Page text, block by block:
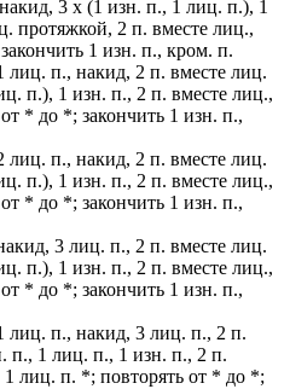
3 х (1 изн. п., 1 лиц. п.), 1
протяжкой, 2 п. вместе лиц.,
1 изн. п., кром. п.
п., накид, 2 п. вместе лиц.
п.), 1 изн. п., 2 п. вместе лиц.,
* до *; закончить 1 изн. п.,
п., накид, 2 п. вместе лиц.
п.), 1 изн. п., 2 п. вместе лиц.,
* до *; закончить 1 изн. п.,
3 лиц. п., 2 п. вместе лиц.
п.), 1 изн. п., 2 п. вместе лиц.,
* до *; закончить 1 изн. п.,
лиц. п., накид, 3 лиц. п., 2 п.
п., 1 лиц. п., 1 изн. п., 2 п.
лиц. п. *; повторять от * до *;